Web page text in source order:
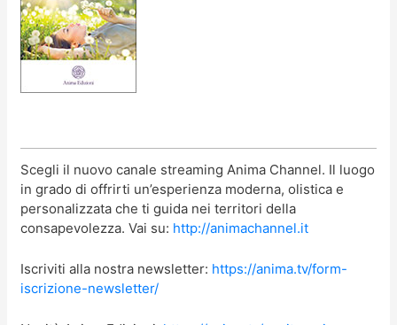
Scegli il nuovo canale streaming Anima Channel. Il luogo
in grado di offrirti un’esperienza moderna, olistica e
personalizzata che ti guida nei territori della
consapevolezza. Vai su: http://animachannel.it
Iscriviti alla nostra newsletter: https://anima.tv/form-
iscrizione-newsletter/